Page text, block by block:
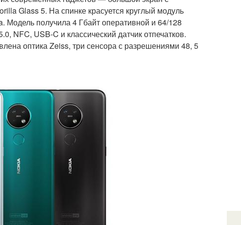
Glass 5. На спинке красуется круглый модуль
Модель получила 4 Гбайт оперативной и 64/128
NFC, USB-C и классический датчик отпечатков.
оптика Zeiss, три сенсора с разрешениями 48, 5